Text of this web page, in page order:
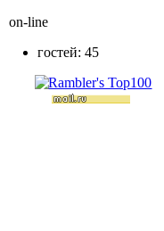
on-line
гостей: 45